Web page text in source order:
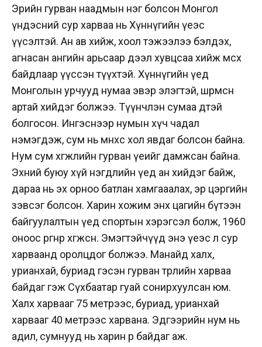
Эрийн гурван наадмын нэг болсон Монгол
үндэсний сур харваа нь Хүннүгийн үеэс
үүсэлтэй. Ан ав хийж, хоол тэжээлээ бэлдэх,
агнасан ангийн арьсаар дээл хувцсаа хийж өмсөх
байдлаар үүссэн түүхтэй. Хүннүгийн үед
Монголын урчууд нумаа эвэр элэгтэй, шөрмөсөн
артай хийдэг болжээ. Түүнчлэн сумаа өдтэй
болгосон. Ингэснээр нумын хүч чадал
нэмэгдэж, сум нь өмнөхөөсөө хол явдаг болсон байна.
Нум сум хөгжлийн гурван үеийг дамжсан байна.
Эхний буюу хүй нэгдлийн үед ан хийдэг байж,
дараа нь эх орноо батлан хамгааалах, эр цэргийн
зэвсэг болсон. Харин хожим энх цагийн бүтээн
байгуулалтын үед спортын хэрэгсэл болж, 1960
оноос өргөнөөр хөгжсөн. Эмэгтэйчүүд энэ үеэс л сур
харваанд оролцдог болжээ. Манайд халх,
урианхай, буриад гэсэн гурван төрлийн харваа
байдаг гэж Сүхбаатар гуай сонирхуулсан юм.
Халх харвааг 75 метрээс, буриад, урианхай
харвааг 40 метрээс харвана. Эдгээрийн нум нь
адил, сумнууд нь харин өөр байдаг аж.